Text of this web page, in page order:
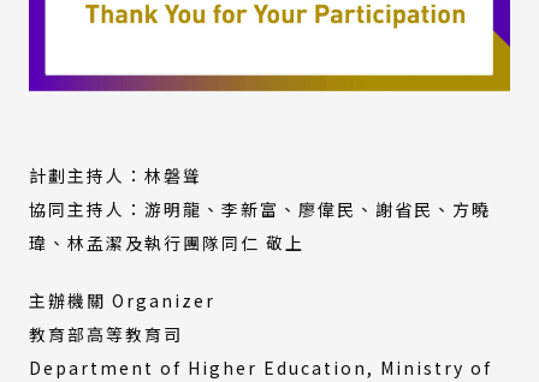
計劃主持人：林磐聳
協同主持人：游明龍、李新富、廖偉民、謝省民、方曉
瑋、林孟潔及執行團隊同仁 敬上
主辦機關 Organizer
教育部高等教育司
Department of Higher Education, Ministry of